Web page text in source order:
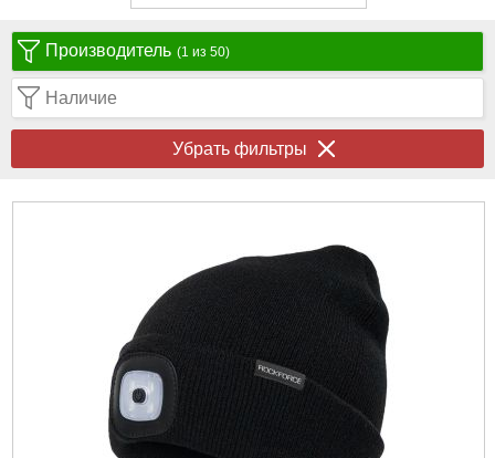
Производитель (1 из 50)
Наличие
Убрать фильтры